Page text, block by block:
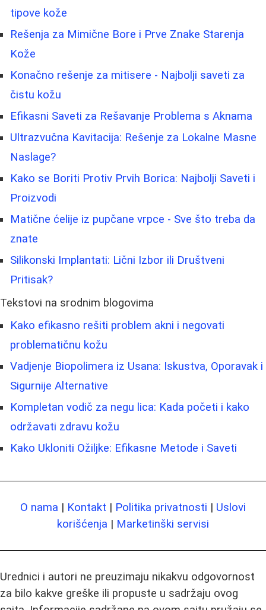
tipove kože
Rešenja za Mimične Bore i Prve Znake Starenja
Kože
Konačno rešenje za mitisere - Najbolji saveti za
čistu kožu
Efikasni Saveti za Rešavanje Problema s Aknama
Ultrazvučna Kavitacija: Rešenje za Lokalne Masne
Naslage?
Kako se Boriti Protiv Prvih Borica: Najbolji Saveti i
Proizvodi
Matične ćelije iz pupčane vrpce - Sve što treba da
znate
Silikonski Implantati: Lični Izbor ili Društveni
Pritisak?
Tekstovi na srodnim blogovima
Kako efikasno rešiti problem akni i negovati
problematičnu kožu
Vadjenje Biopolimera iz Usana: Iskustva, Oporavak i
Sigurnije Alternative
Kompletan vodič za negu lica: Kada početi i kako
održavati zdravu kožu
Kako Ukloniti Ožiljke: Efikasne Metode i Saveti
O nama | Kontakt | Politika privatnosti | Uslovi
korišćenja | Marketinški servisi
Urednici i autori ne preuzimaju nikakvu odgovornost
za bilo kakve greške ili propuste u sadržaju ovog